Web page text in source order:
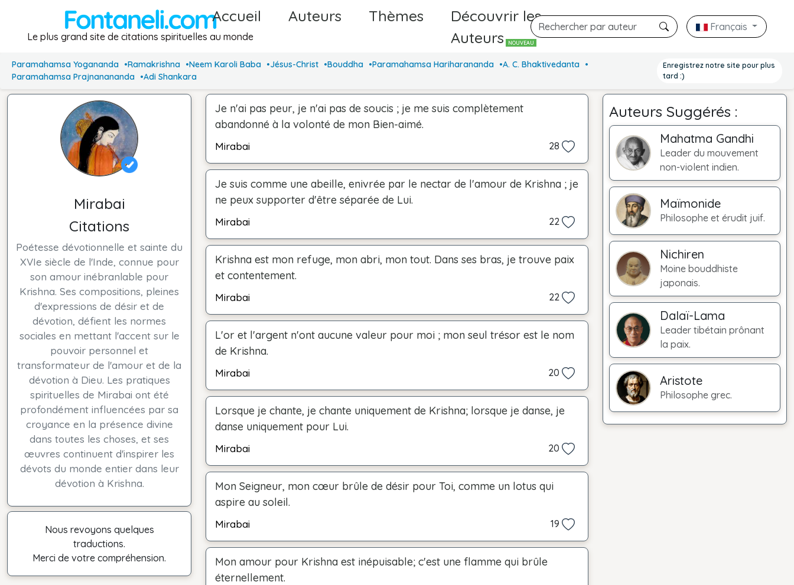
Le plus grand site de citations spirituelles au monde
Accueil Auteurs Thèmes
Découvrir les
AuteursNOUVEAU
Français
Paramahamsa Yogananda Ramakrishna Neem Karoli Baba Jésus-Christ Bouddha Paramahamsa Hariharananda
A. C. Bhaktivedanta
Paramahamsa Prajnanananda
Adi Shankara
Enregistrez notre site pour plus
tard :)
Mirabai
Citations
Poétesse dévotionnelle et sainte du
XVIe siècle de l'Inde, connue pour
son amour inébranlable pour
Krishna. Ses compositions, pleines
d'expressions de désir et de
dévotion, défient les normes
sociales en mettant l'accent sur le
pouvoir personnel et
transformateur de l'amour et de la
dévotion à Dieu. Les pratiques
spirituelles de Mirabai ont été
profondément influencées par sa
croyance en la présence divine
dans toutes les choses, et ses
œuvres continuent d'inspirer les
dévots du monde entier dans leur
dévotion à Krishna.
Nous revoyons quelques
traductions.
Merci de votre compréhension.
Je n'ai pas peur, je n'ai pas de soucis ; je me suis complètement
abandonné à la volonté de mon Bien-aimé.
Mirabai 28
Je suis comme une abeille, enivrée par le nectar de l'amour de Krishna ; je
ne peux supporter d'être séparée de Lui.
Mirabai 22
Krishna est mon refuge, mon abri, mon tout. Dans ses bras, je trouve paix
et contentement.
Mirabai 22
L'or et l'argent n'ont aucune valeur pour moi ; mon seul trésor est le nom
de Krishna.
Mirabai 20
Lorsque je chante, je chante uniquement de Krishna; lorsque je danse, je
danse uniquement pour Lui.
Mirabai 20
Mon Seigneur, mon cœur brûle de désir pour Toi, comme un lotus qui
aspire au soleil.
Mirabai 19
Mon amour pour Krishna est inépuisable; c'est une flamme qui brûle
éternellement.
Auteurs Suggérés :
Mahatma Gandhi
Leader du mouvement
non-violent indien.
Maïmonide
Philosophe et érudit juif.
Nichiren
Moine bouddhiste
japonais.
Dalaï-Lama
Leader tibétain prônant
la paix.
Aristote
Philosophe grec.